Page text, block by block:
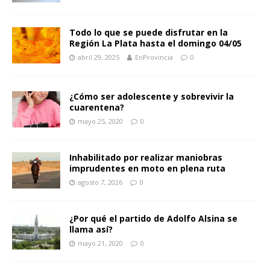
Todo lo que se puede disfrutar en la
Región La Plata hasta el domingo 04/05
abril 29, 2025 EnProvincia 0
¿Cómo ser adolescente y sobrevivir la
cuarentena?
mayo 25, 2020 0
Inhabilitado por realizar maniobras
imprudentes en moto en plena ruta
agosto 7, 2026 0
¿Por qué el partido de Adolfo Alsina se
llama así?
mayo 21, 2020 0